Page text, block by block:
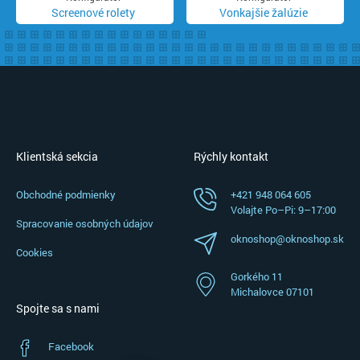
Screenové rolety Vonkajšie žalúzie
Klientská sekcia
Obchodné podmienky
Spracovanie osobných údajov
Cookies
Rýchly kontakt
+421 948 064 605
Volajte Po–⁠Pi: 9–⁠17:00
oknoshop@oknoshop.sk
Gorkého 11
Michalovce 07101
Spojte sa s nami
Facebook